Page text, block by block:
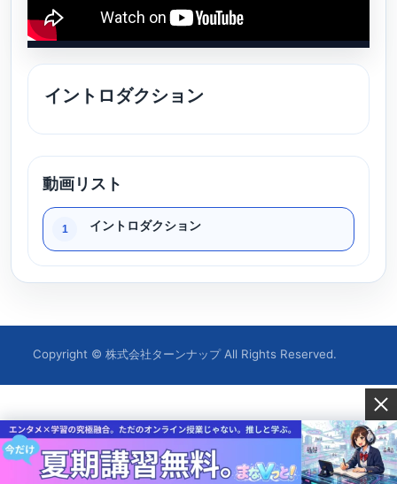
イントロダクション
動画リスト
1 イントロダクション
Copyright © 株式会社ターンナップ All Rights Reserved.